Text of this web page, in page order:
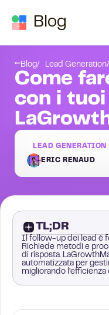
Blog
Blog Lead Generation
Come
con i tuoi
LEAD GENERATION
ERIC RENAUD
TL;DR
Il follow-up dei lead è
Richiede metodi e
di risposta.
automatizzata per
migliorando
Cos’è il